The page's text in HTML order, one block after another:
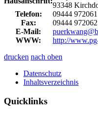
93348
Telefon:
09444 972061
Fax:
09444 972062
E-Mail:
WWW:
http://
drucken nach oben
Datenschutz
Inhaltsverzeichnis
Quicklinks